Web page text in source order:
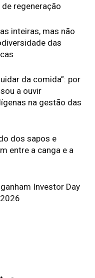
regeneração
inteiras, mas não
das
da comida”: por
a ouvir
na gestão das
dos sapos e
entre a canga e a
Investor Day